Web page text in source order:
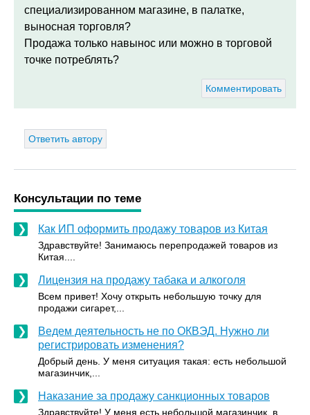
специализированном магазине, в палатке,
выносная торговля?
Продажа только навынос или можно в торговой
точке потреблять?
Комментировать
Ответить автору
Консультации по теме
Как ИП оформить продажу товаров из Китая
Здравствуйте! Занимаюсь перепродажей товаров из
Китая....
Лицензия на продажу табака и алкоголя
Всем привет! Хочу открыть небольшую точку для
продажи сигарет,...
Ведем деятельность не по ОКВЭД. Нужно ли
регистрировать изменения?
Добрый день. У меня ситуация такая: есть небольшой
магазинчик,...
Наказание за продажу санкционных товаров
Здравствуйте! У меня есть небольшой магазинчик, в